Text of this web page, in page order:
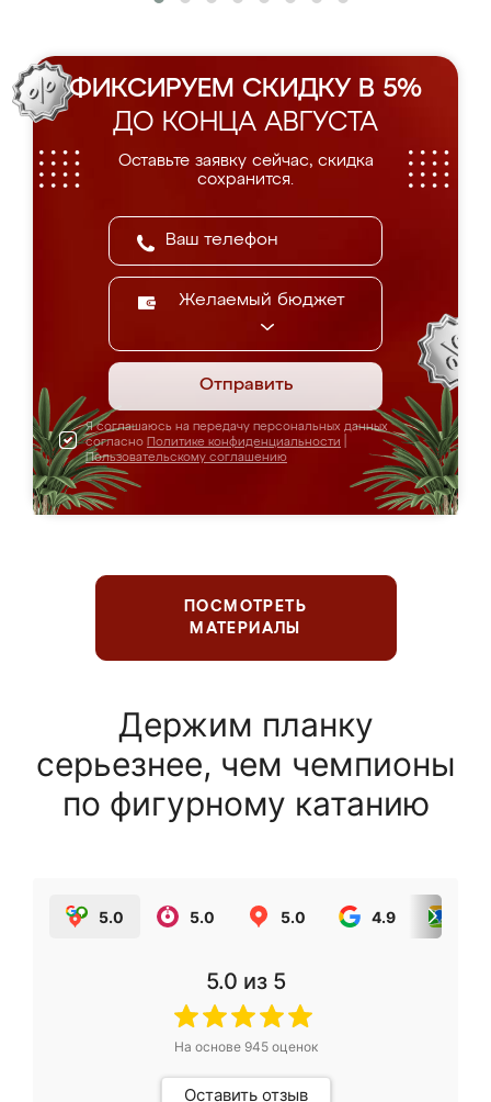
ФИКСИРУЕМ СКИДКУ В 5%
ДО КОНЦА АВГУСТА
Оставьте заявку сейчас, скидка
сохранится.
Желаемый бюджет
Отправить
Я соглашаюсь на передачу персональных данных
согласно Политике конфиденциальности
Пользовательскому соглашению
ПОСМОТРЕТЬ
МАТЕРИАЛЫ
Держим планку
серьезнее, чем чемпионы
по фигурному катанию
5.0 5.0 5.0 4.9
5.0 из 5
На основе 945оценок
Оставить отзыв